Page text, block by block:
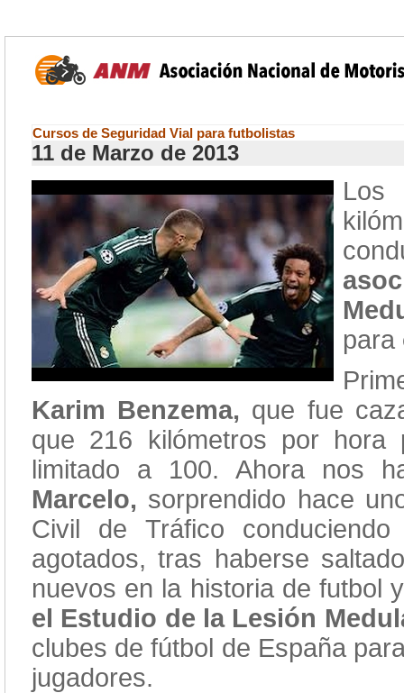
Cursos de Seguridad Vial para futbolistas
11 de Marzo de 2013
Los
para
Karim Benzema, que fue
que 216 kilómetros por
limitado a 100. Ahora nos
Marcelo, sorprendido hace
Civil de Tráfico
agotados, tras haberse
nuevos en la historia de futbol
el Estudio de la Lesión
clubes de fútbol de España
jugadores.